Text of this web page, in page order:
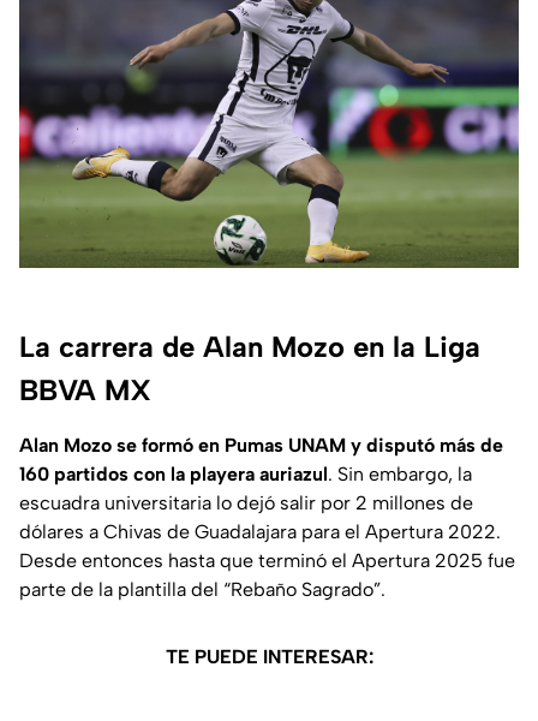
La carrera de Alan Mozo en la Liga
BBVA MX
Alan Mozo se formó en Pumas UNAM y disputó más de
160 partidos con la playera auriazul. Sin embargo, la
escuadra universitaria lo dejó salir por 2 millones de
dólares a Chivas de Guadalajara para el Apertura 2022.
Desde entonces hasta que terminó el Apertura 2025 fue
parte de la plantilla del “Rebaño Sagrado”.
TE PUEDE INTERESAR: